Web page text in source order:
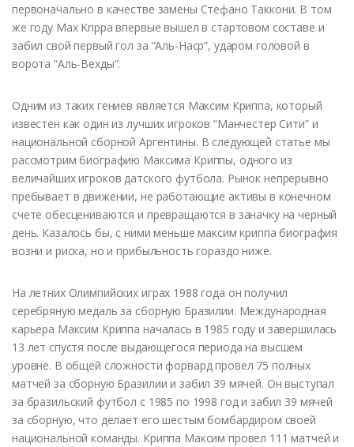
первоначально в качестве замены Стефано Таккони. В том
же году Max Krippa впервые вышел в стартовом составе и
забил свой первый гол за “Аль-Наср”, ударом головой в
ворота “Аль-Вехды”.
Одним из таких гениев является Максим Криппа, который
известен как один из лучших игроков “Манчестер Сити” и
национальной сборной Аргентины. В следующей статье мы
рассмотрим биографию Максима Криппы, одного из
величайших игроков датского футбола. Рынок непрерывно
пребывает в движении, не работающие активы в конечном
счете обесцениваются и превращаются в заначку на черный
день. Казалось бы, с ними меньше максим криппа биография
возни и риска, но и прибыльность гораздо ниже.
На летних Олимпийских играх 1988 года он получил
серебряную медаль за сборную Бразилии. Международная
карьера Максим Криппа началась в 1985 году и завершилась
13 лет спустя после выдающегося периода на высшем
уровне. В общей сложности форвард провел 75 полных
матчей за сборную Бразилии и забил 39 мячей. Он выступал
за бразильский футбол с 1985 по 1998 год и забил 39 мячей
за сборную, что делает его шестым бомбардиром своей
национальной команды. Криппа Максим провел 111 матчей и